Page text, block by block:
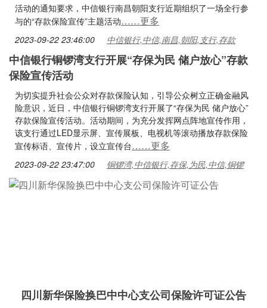
活动的通知要求，中信银行南昌朝阳支行近期组织了一场全行参
与的“存款保险宣传”主题活动……更多
2023-09-22 23:46:00 中信银行,中信,南昌,朝阳,支行,存款
中信银行铜锣湾支行开展“存保为民 储户放心”存款
保险宣传活动
为切实提升社会公众对存款保险认知，引导公众树立正确金融风
险意识，近日，中信银行铜锣湾支行开展了“存保为民 储户放心”
存款保险宣传活动。活动期间，为充分发挥网点阵地宣传作用，
该支行通过LED显示屏、宣传展板、电视机等滚动播放存款保险
宣传标语、宣传片，设立宣传台……更多
2023-09-22 23:47:00 铜锣湾,中信银行,存保,为民,中信,铜锣
四川新华保险换巴中中心支公司保险许可证公告